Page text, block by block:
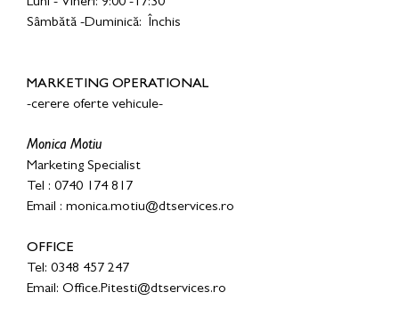
Sâmbătă -Duminică: Închis
MARKETING OPERATIONAL
-cerere oferte vehicule-
Monica Motiu
Marketing Specialist
Tel : 0740 174 817
Email : monica.motiu@dtservices.ro
OFFICE
Tel: 0348 457 247
Email: Office.Pitesti@dtservices.ro